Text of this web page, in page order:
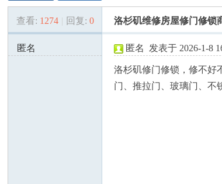
美» › ›
查看: 1274 | 回复: 0 洛杉矶维修房屋修门修锁
匿名
匿名 发表于 2026-1-8
洛杉矶修门修锁，修不好
门、推拉门、玻璃门、不